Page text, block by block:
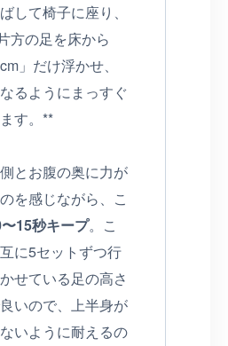
して椅子に座り、
方の足を床から
」だけ浮かせ、
るようにまっすぐ
す。**
とお腹の奥に力が
を感じながら、こ
15秒キープ。こ
に5セットずつ行
せている足の高さ
いので、上半身が
いように耐えるの